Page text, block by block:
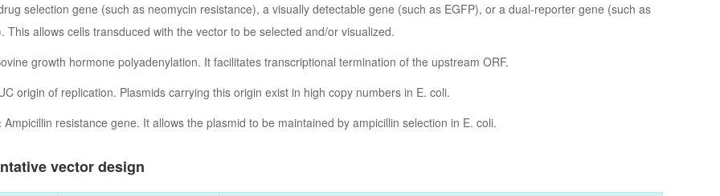
selection gene (such as neomycin resistance), a visually detectable gene (such as EGFP), or a dual-reporter gene (such as
This allows cells transduced with the vector to be selected and/or visualized.
growth hormone polyadenylation. It facilitates transcriptional termination of the upstream ORF.
origin of replication. Plasmids carrying this origin exist in high copy numbers in E. coli.
Ampicillin resistance gene. It allows the plasmid to be maintained by ampicillin selection in E. coli.
vector design